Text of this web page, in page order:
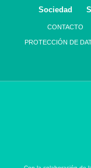
Sociedad
CONTACTO
PROTECCIÓN DE